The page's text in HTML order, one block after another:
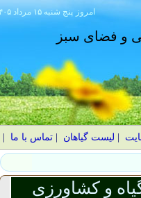
۱۴۰۵ پنج شنبه ۱۵ مرداد امروز
و فضای سبز
لیست گیاهان |تماس با ما
و کشاورزی